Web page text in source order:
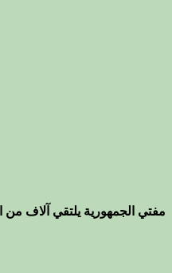
مفتي الجمهورية يلتقي آلاف من